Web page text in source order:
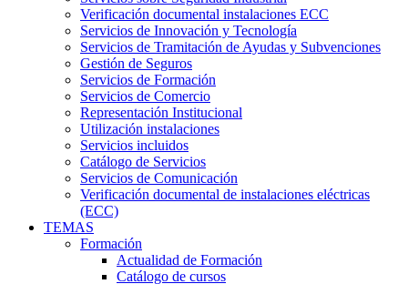
Verificación documental instalaciones ECC
Servicios de Innovación y Tecnología
Servicios de Tramitación de Ayudas y Subvenciones
Gestión de Seguros
Servicios de Formación
Servicios de Comercio
Representación Institucional
Utilización instalaciones
Servicios incluidos
Catálogo de Servicios
Servicios de Comunicación
Verificación documental de instalaciones eléctricas
(ECC)
TEMAS
Formación
Actualidad de Formación
Catálogo de cursos